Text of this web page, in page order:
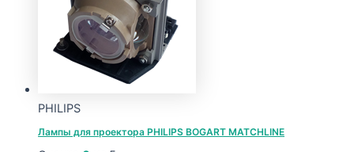
PHILIPS
Лампы для проектора PHILIPS BOGART MATCHLINE